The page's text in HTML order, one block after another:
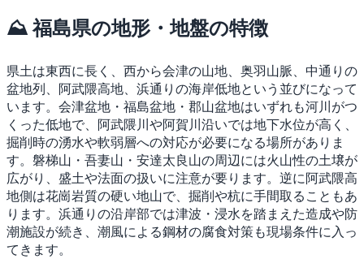
⛰ 福島県の地形・地盤の特徴
県土は東西に長く、西から会津の山地、奥羽山脈、中通りの
盆地列、阿武隈高地、浜通りの海岸低地という並びになって
います。会津盆地・福島盆地・郡山盆地はいずれも河川がつ
くった低地で、阿武隈川や阿賀川沿いでは地下水位が高く、
掘削時の湧水や軟弱層への対応が必要になる場所がありま
す。磐梯山・吾妻山・安達太良山の周辺には火山性の土壌が
広がり、盛土や法面の扱いに注意が要ります。逆に阿武隈高
地側は花崗岩質の硬い地山で、掘削や杭に手間取ることもあ
ります。浜通りの沿岸部では津波・浸水を踏まえた造成や防
潮施設が続き、潮風による鋼材の腐食対策も現場条件に入っ
てきます。